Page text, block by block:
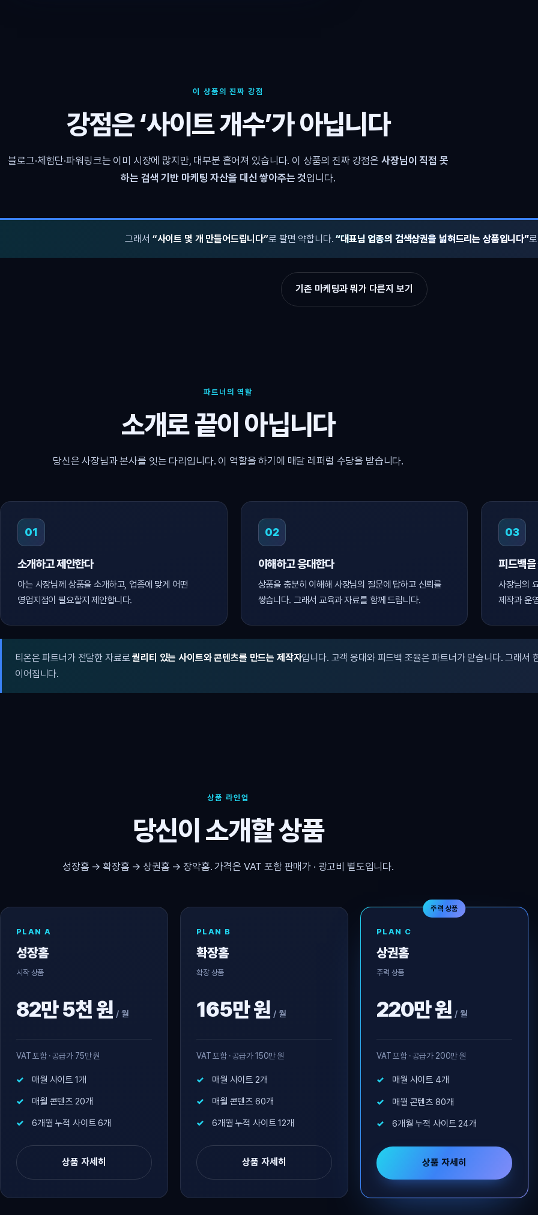
이 상품의 진짜 강점
강점은 ‘사이트 개수’가 아닙니다
블로그·체험단·파워링크는 이미 시장에 많지만, 대부분 흩어져 있습니다. 이 상품의 진짜 강점은 사장님이 직접 못
하는 검색 기반 마케팅 자산을 대신 쌓아주는 것입니다.
그래서 “사이트 몇 개 만들어드립니다”로 팔면 약합니다.“대표님 업종의 검색상권을 넓혀드리는 상품입니다”
기존 마케팅과 뭐가 다른지 보기
파트너의 역할
소개로 끝이 아닙니다
당신은 사장님과 본사를 잇는 다리입니다. 이 역할을 하기에 매달 레퍼럴 수당을 받습니다.
01
소개하고 제안한다
아는 사장님께 상품을 소개하고, 업종에 맞게 어떤
영업지점이 필요할지 제안합니다.
02
이해하고 응대한다
상품을 충분히 이해해 사장님의 질문에 답하고 신뢰를
쌓습니다. 그래서 교육과 자료를 함께 드립니다.
03
피드백
사장님의
제작과 운
티온은 파트너가 전달한 자료로퀄리티 있는 사이트와 콘텐츠를 만드는 제작자입니다. 고객 응대와 피드백 조율은 파트너가 맡습니다. 그래서
이어집니다.
상품 라인업
당신이 소개할 상품
성장홈 → 확장홈 → 상권홈 → 장악홈. 가격은 VAT 포함 판매가 · 광고비 별도입니다.
PLAN A
성장홈
시작 상품
82만 5천 원 / 월
VAT 포함 · 공급가 75만 원
매월 사이트 1개
매월 콘텐츠 20개
6개월 누적 사이트 6개
상품 자세히
PLAN B
확장홈
확장 상품
165만 원 / 월
VAT 포함 · 공급가 150만 원
매월 사이트 2개
매월 콘텐츠 60개
6개월 누적 사이트 12개
상품 자세히
주력 상품
PLAN C
상권홈
주력 상품
220만 원 / 월
VAT 포함 · 공급가 200만 원
매월 사이트 4개
매월 콘텐츠 80개
6개월 누적 사이트 24개
상품 자세히